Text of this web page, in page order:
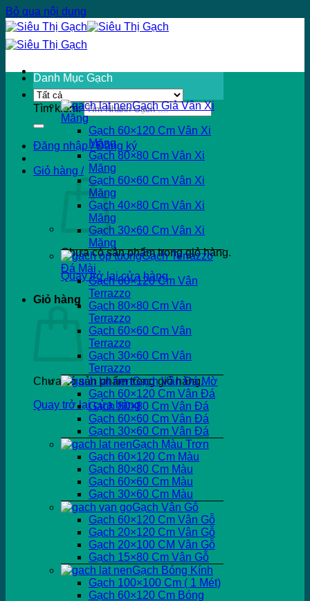
Bỏ qua nội dung
Tìm kiếm:
Đăng nhập / Đăng ký
Giỏ hàng /
Chưa có sản phẩm trong giỏ hàng.
Quay trở lại cửa hàng
Giỏ hàng
Chưa có sản phẩm trong giỏ hàng.
Quay trở lại cửa hàng
Danh Mục Gạch
Gạch Giả Vân Xi
Măng
Gạch 60×120 Cm Vân Xi
Măng
Gạch 80×80 Cm Vân Xi
Măng
Gạch 60×60 Cm Vân Xi
Măng
Gạch 40×80 Cm Vân Xi
Măng
Gạch 30×60 Cm Vân Xi
Măng
Gạch Terrazzo
Đá Mài
Gạch 60×120 Cm Vân
Terrazzo
Gạch 80×80 Cm Vân
Terrazzo
Gạch 60×60 Cm Vân
Terrazzo
Gạch 30×60 Cm Vân
Terrazzo
Gạch Vân Đá Mờ
Gạch 60×120 Cm Vân Đá
Gạch 80×80 Cm Vân Đá
Gạch 60×60 Cm Vân Đá
Gạch 30×60 Cm Vân Đá
Gạch Màu Trơn
Gạch 60×120 Cm Màu
Gạch 80×80 Cm Màu
Gạch 60×60 Cm Màu
Gạch 30×60 Cm Màu
Gạch Vân Gỗ
Gạch 60×120 Cm Vân Gỗ
Gạch 20×120 Cm Vân Gỗ
Gạch 20×100 CM Vân Gỗ
Gạch 15×80 Cm Vân Gỗ
Gạch Bóng Kính
Gạch 100×100 Cm ( 1 Mét)
Gạch 60×120 Cm Bóng